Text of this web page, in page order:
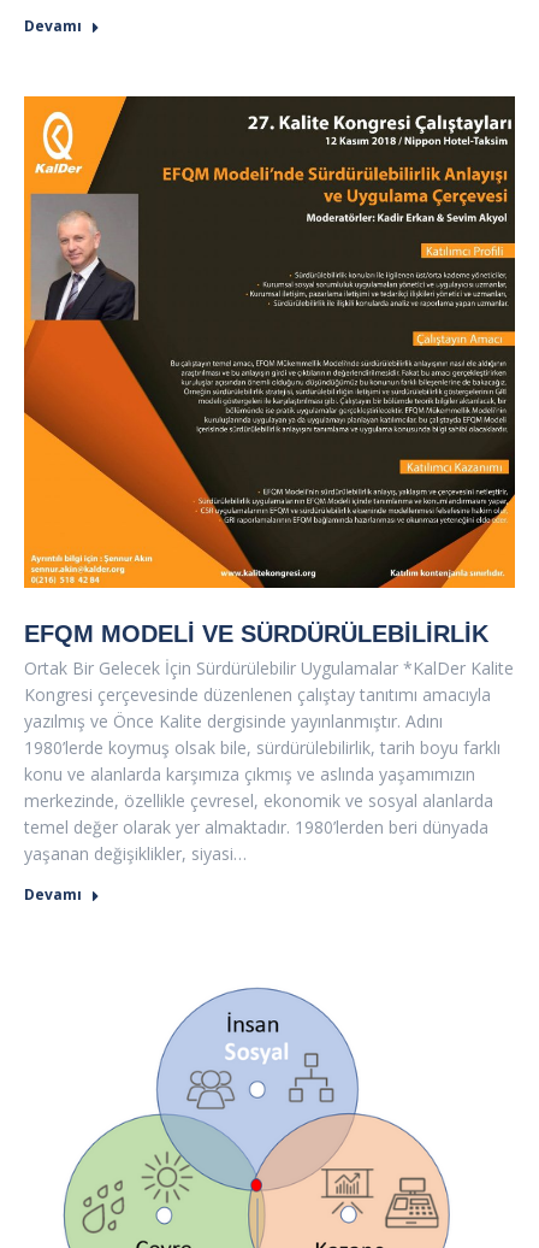
Devamı
EFQM MODELI VE SÜRDÜRÜLEBILIRLIK
Ortak Bir Gelecek İçin Sürdürülebilir Uygulamalar *KalDer Kalite
Kongresi çerçevesinde düzenlenen çalıştay tanıtımı amacıyla
yazılmış ve Önce Kalite dergisinde yayınlanmıştır. Adını
1980’lerde koymuş olsak bile, sürdürülebilirlik, tarih boyu farklı
konu ve alanlarda karşımıza çıkmış ve aslında yaşamımızın
merkezinde, özellikle çevresel, ekonomik ve sosyal alanlarda
temel değer olarak yer almaktadır. 1980’lerden beri dünyada
yaşanan değişiklikler, siyasi…
Devamı